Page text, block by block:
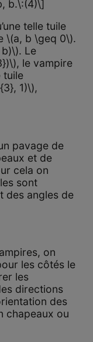
b.\:(4)\]
telle tuile
\(a, b \geq 0\).
Le
le vampire
tuile
1)\),
pavage de
et de
cela on
sont
des angles de
on
les côtés le
les
directions
des
chapeaux ou